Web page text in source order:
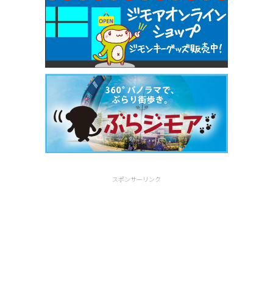
スポンサーリンク